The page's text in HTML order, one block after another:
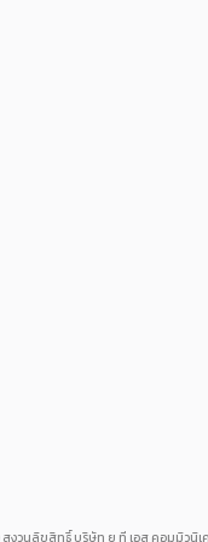
งวนลิขสิทธิ์ บริษัท ยู ที เอส คอมมิวนิเ